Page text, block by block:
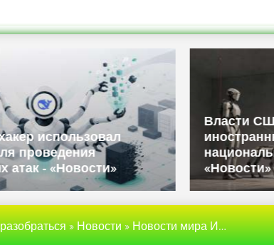
использовал
проведения
атак - «Новости»
Власти
«Новости»
»Новости»Новости мира Интернет »